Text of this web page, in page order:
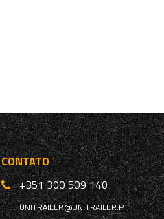
CONTATO
+351 300 509 140
UNITRAILER@UNITRAILER.PT